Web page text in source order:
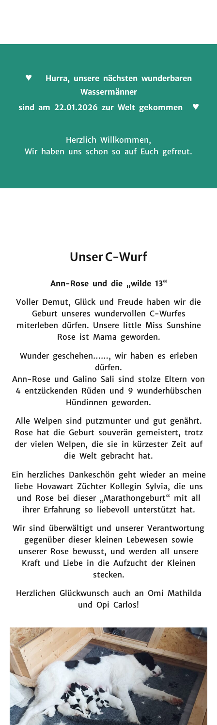
♥
Hurra, unsere nächsten wunderbaren
Wassermänner
sind am 22.01.2026 zur Welt gekommen
♥
Herzlich Willkommen,
Wir haben uns schon so auf Euch gefreut.
Unser C-Wurf
Ann-Rose und die „wilde 13“
Voller Demut, Glück und Freude haben wir die
Geburt unseres wundervollen C-Wurfes
miterleben dürfen. Unsere little Miss Sunshine
Rose ist Mama geworden.
Wunder geschehen……, wir haben es erleben
dürfen.
Ann-Rose und Galino Sali sind stolze Eltern von
4 entzückenden Rüden und 9 wunderhübschen
Hündinnen geworden.
Alle Welpen sind putzmunter und gut genährt.
Rose hat die Geburt souverän gemeistert, trotz
der vielen Welpen, die sie in kürzester Zeit auf
die Welt gebracht hat.
Ein herzliches Dankeschön geht wieder an meine
liebe Hovawart Züchter Kollegin Sylvia, die uns
und Rose bei dieser „Marathongeburt“ mit all
ihrer Erfahrung so liebevoll unterstützt hat.
Wir sind überwältigt und unserer Verantwortung
gegenüber dieser kleinen Lebewesen sowie
unserer Rose bewusst, und werden all unsere
Kraft und Liebe in die Aufzucht der Kleinen
stecken.
Herzlichen Glückwunsch auch an Omi Mathilda
und Opi Carlos!